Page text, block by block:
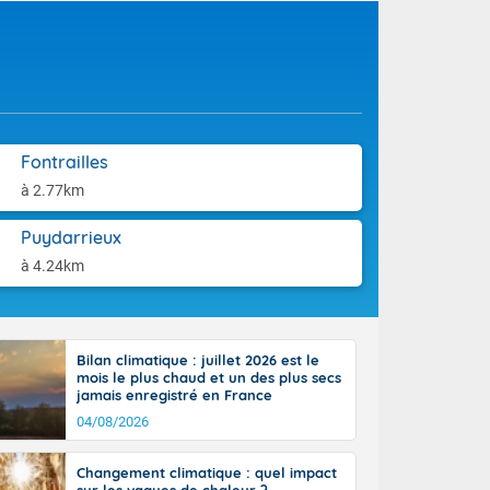
65
Fontrailles
à 2.77km
Puydarrieux
à 4.24km
Bilan climatique : juillet 2026 est le
mois le plus chaud et un des plus secs
jamais enregistré en France
04/08/2026
Changement climatique : quel impact